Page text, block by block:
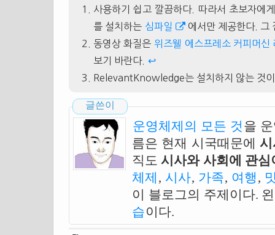
사용하기 쉽고 깔끔하다. 따라서 초보자에
를 설치하는 심파일
에서만 제공한다. 그
동영상 화질은 위즈웰 에스프레소 커피머신
보기 바란다. ↩
RelevantKnowledge는 설치하지 않는 것
글쓴이
운영체제의 모든 것 을
름은 현재 시국때문에
직도 시사와 사회에 관
체제 , 시사, 가족, 여행 ,
이 블로그의 주제이다.
습이다.